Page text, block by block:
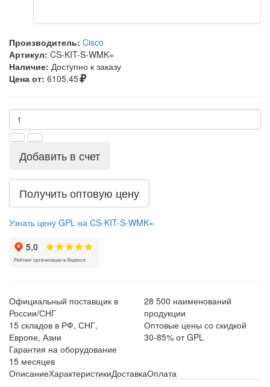
Производитель: Cisco
Артикул: CS-KIT-S-WMK=
Наличие: Доступно к заказу
Цена от: 6105.45
Добавить в счет
Получить оптовую цену
Узнать цену GPL на CS-KIT-S-WMK=
Официальный поставщик в
России/СНГ
28 500 наименований
продукции
15 складов в РФ, СНГ,
Европе, Азии
Оптовые цены со скидкой
30-85% от GPL
Гарантия на оборудование
15 месяцев
ОписаниеХарактеристикиДоставкаОплата